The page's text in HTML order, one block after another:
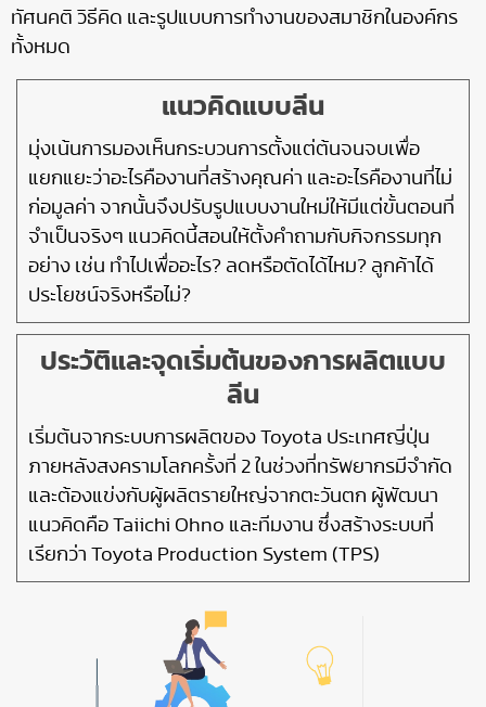
ทัศนคติ วิธีคิด และรูปแบบการทำงานของสมาชิกในองค์กร
ทั้งหมด
แนวคิดแบบลีน
มุ่งเน้นการมองเห็นกระบวนการตั้งแต่ต้นจนจบเพื่อ
แยกแยะว่าอะไรคืองานที่สร้างคุณค่า และอะไรคืองานที่ไม่
ก่อมูลค่า จากนั้นจึงปรับรูปแบบงานใหม่ให้มีแต่ขั้นตอนที่
จำเป็นจริงๆ แนวคิดนี้สอนให้ตั้งคำถามกับกิจกรรมทุก
อย่าง เช่น ทำไปเพื่ออะไร? ลดหรือตัดได้ไหม? ลูกค้าได้
ประโยชน์จริงหรือไม่?
ประวัติและจุดเริ่มต้นของการผลิตแบบ
ลีน
เริ่มต้นจากระบบการผลิตของ Toyota ประเทศญี่ปุ่น
ภายหลังสงครามโลกครั้งที่ 2 ในช่วงที่ทรัพยากรมีจำกัด
และต้องแข่งกับผู้ผลิตรายใหญ่จากตะวันตก ผู้พัฒนา
แนวคิดคือ Taiichi Ohno และทีมงาน ซึ่งสร้างระบบที่
เรียกว่า Toyota Production System (TPS)